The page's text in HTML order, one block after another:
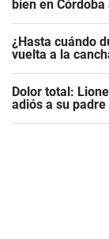
bien en
¿Hasta cuándo
vuelta a la
Dolor total:
adiós a su